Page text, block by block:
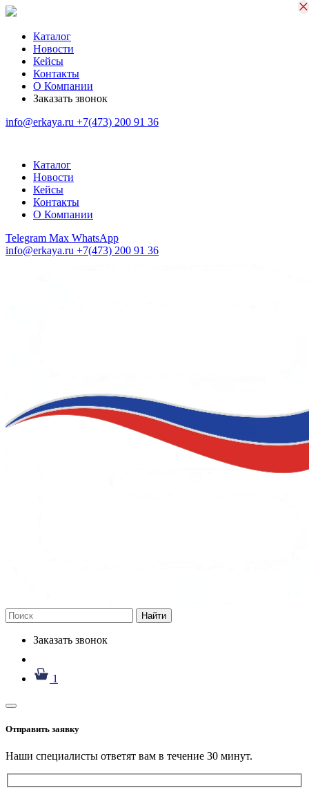
Каталог
Новости
Кейсы
Контакты
О Компании
Заказать звонок
info@erkaya.ru +7(473) 200 91 36
Каталог
Новости
Кейсы
Контакты
О Компании
Telegram Max WhatsApp
info@erkaya.ru +7(473) 200 91 36
Найти
Заказать звонок
1
Отправить заявку
Наши специалисты ответят вам в течение 30 минут.
×
×